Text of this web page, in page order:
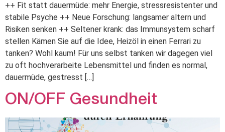
++ Fit statt dauermüde: mehr Energie, stressresistenter und
stabile Psyche ++ Neue Forschung: langsamer altern und
Risiken senken ++ Seltener krank: das Immunsystem scharf
stellen Kämen Sie auf die Idee, Heizöl in einen Ferrari zu
tanken? Wohl kaum! Für uns selbst tanken wir dagegen viel
zu oft hochverarbeite Lebensmittel und finden es normal,
dauermüde, gestresst […]
ON/OFF Gesundheit